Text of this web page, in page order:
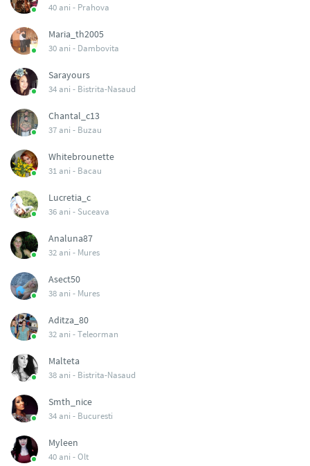
40 ani - Prahova
Maria_th2005
30 ani - Dambovita
Sarayours
34 ani - Bistrita-Nasaud
Chantal_c13
37 ani - Buzau
Whitebrounette
31 ani - Bacau
Lucretia_c
36 ani - Suceava
Analuna87
32 ani - Mures
Asect50
38 ani - Mures
Aditza_80
32 ani -Teleorman
Malteta
38 ani - Bistrita-Nasaud
Smth_nice
34 ani - Bucuresti
Myleen
40 ani -Olt